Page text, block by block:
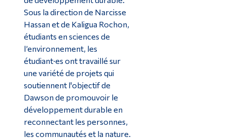
Sous la direction de Narcisse
Hassan et de Kaligua Rochon,
étudiants en sciences de
l’environnement, les
étudiant·es ont travaillé sur
une variété de projets qui
soutiennent l'objectif de
Dawson de promouvoir le
développement durable en
reconnectant les personnes,
les communautés et la nature.